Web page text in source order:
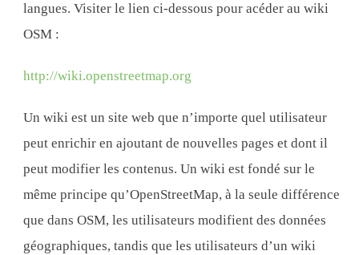
langues. Visiter le lien ci-dessous pour acéder au wiki
OSM :
http://wiki.openstreetmap.org
Un wiki est un site web que n’importe quel utilisateur
peut enrichir en ajoutant de nouvelles pages et dont il
peut modifier les contenus. Un wiki est fondé sur le
même principe qu’OpenStreetMap, à la seule différence
que dans OSM, les utilisateurs modifient des données
géographiques, tandis que les utilisateurs d’un wiki